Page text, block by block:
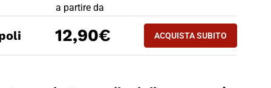
PREZZO BIGLIETTO TRENO Agropoli - Lamezia
a partire da
ACQUISTA SUBITO
12,90€ ACQUISTA SUBITO
LAMEZIA TERME -